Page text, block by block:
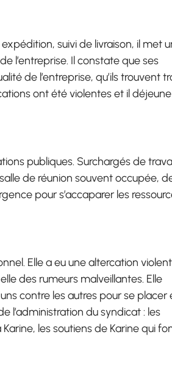
suivi de livraison, il met
l’entreprise. Il constate que ses
de l’entreprise, qu’ils trouvent
ont été violentes et il
publiques. Surchargés de
de réunion souvent occupée,
pour s’accaparer les
Elle a eu une altercation
des rumeurs malveillantes. Elle
contre les autres pour se placer
l’administration du syndicat : les
les soutiens de Karine qui